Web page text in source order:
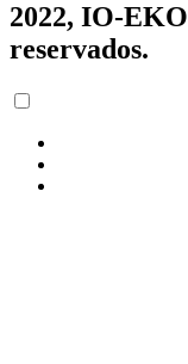
2022, IO-EKO
reservados.